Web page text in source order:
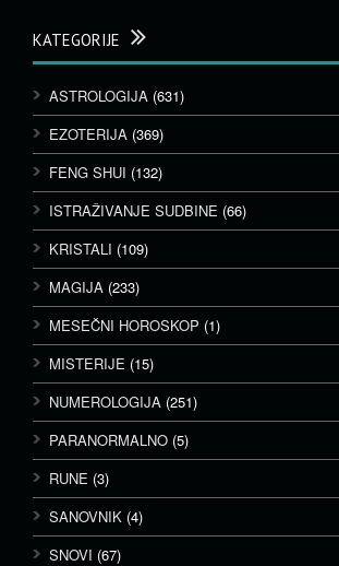
KATEGORIJE
ASTROLOGIJA (631)
EZOTERIJA (369)
FENG SHUI (132)
ISTRAŽIVANJE SUDBINE (66)
KRISTALI (109)
MAGIJA (233)
MESEČNI HOROSKOP (1)
MISTERIJE (15)
NUMEROLOGIJA (251)
PARANORMALNO (5)
RUNE (3)
SANOVNIK (4)
SNOVI (67)